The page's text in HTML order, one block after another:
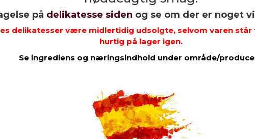
på delikatesse siden og se om der er noget
delikatesser være midlertidig udsolgte, selvom varen
hurtig på lager igen.
Se ingrediens og næringsindhold under område/